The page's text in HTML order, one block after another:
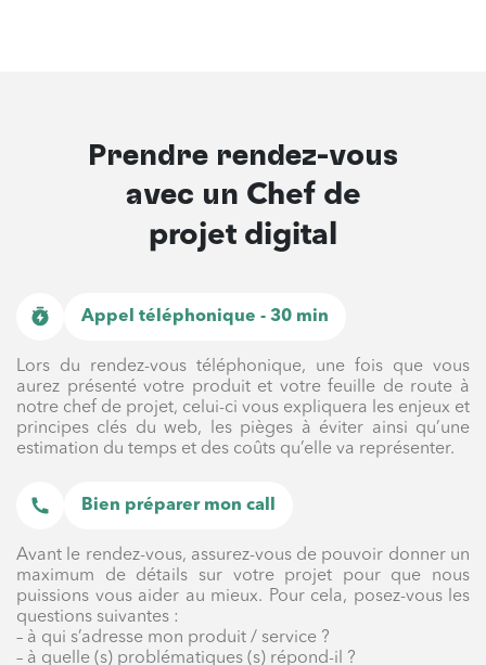
Prendre rendez-vous
avec un Chef de
projet digital
Appel téléphonique - 30 min
Lors du rendez-vous téléphonique, une fois que vous
aurez présenté votre produit et votre feuille de route à
notre chef de projet, celui-ci vous expliquera les enjeux et
principes clés du web, les pièges à éviter ainsi qu’une
estimation du temps et des coûts qu’elle va représenter.
Bien préparer mon call
Avant le rendez-vous, assurez-vous de pouvoir donner un
maximum de détails sur votre projet pour que nous
puissions vous aider au mieux. Pour cela, posez-vous les
questions suivantes :
– à qui s’adresse mon produit / service ?
– à quelle (s) problématiques (s) répond-il ?